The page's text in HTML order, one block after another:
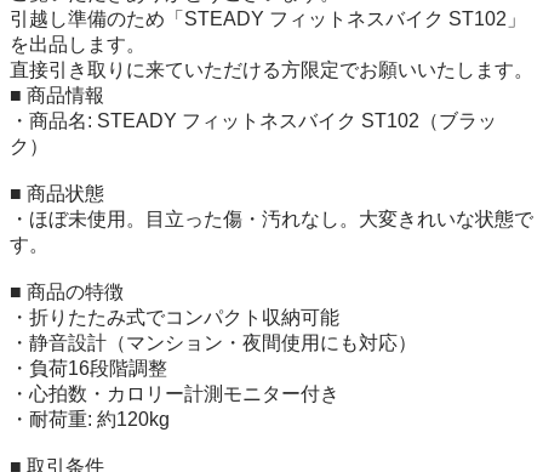
引越し準備のため「STEADY フィットネスバイク ST102」
を出品します。
直接引き取りに来ていただける方限定でお願いいたします。
■ 商品情報
・商品名: STEADY フィットネスバイク ST102（ブラッ
ク）
■ 商品状態
・ほぼ未使用。目立った傷・汚れなし。大変きれいな状態で
す。
■ 商品の特徴
・折りたたみ式でコンパクト収納可能
・静音設計（マンション・夜間使用にも対応）
・負荷16段階調整
・心拍数・カロリー計測モニター付き
・耐荷重: 約120kg
■ 取引条件